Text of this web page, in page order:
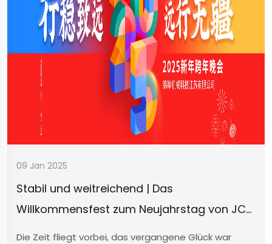
09 Jan 2025
Stabil und weitreichend | Das
Willkommensfest zum Neujahrstag von JCN
Die Zeit fliegt vorbei, das vergangene Glück war